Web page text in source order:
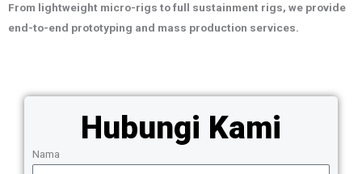
From lightweight micro-rigs to full sustainment rigs, we provide
end-to-end prototyping and mass production services.
Hubungi Kami
Nama